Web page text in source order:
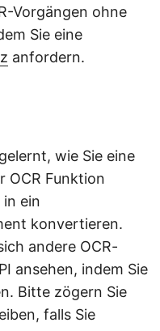
Vorgängen ohne
Sie eine
anfordern.
wie Sie eine
OCR Funktion
ein
konvertieren.
andere OCR-
ansehen, indem Sie
Bitte zögern Sie
falls Sie